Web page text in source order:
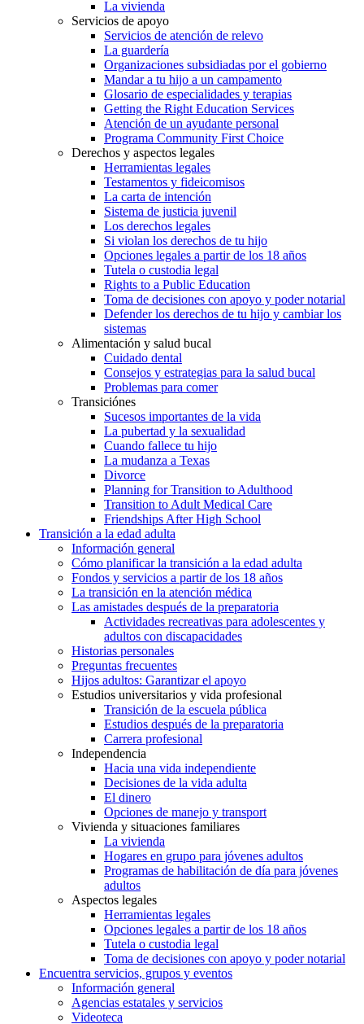
La vivienda
Servicios de apoyo
Servicios de atención de relevo
La guardería
Organizaciones subsidiadas por el gobierno
Mandar a tu hijo a un campamento
Glosario de especialidades y terapias
Getting the Right Education Services
Atención de un ayudante personal
Programa Community First Choice
Derechos y aspectos legales
Herramientas legales
Testamentos y fideicomisos
La carta de intención
Sistema de justicia juvenil
Los derechos legales
Si violan los derechos de tu hijo
Opciones legales a partir de los 18 años
Tutela o custodia legal
Rights to a Public Education
Toma de decisiones con apoyo y poder notarial
Defender los derechos de tu hijo y cambiar los
sistemas
Alimentación y salud bucal
Cuidado dental
Consejos y estrategias para la salud bucal
Problemas para comer
Transiciónes
Sucesos importantes de la vida
La pubertad y la sexualidad
Cuando fallece tu hijo
La mudanza a Texas
Divorce
Planning for Transition to Adulthood
Transition to Adult Medical Care
Friendships After High School
Transición a la edad adulta
Información general
Cómo planificar la transición a la edad adulta
Fondos y servicios a partir de los 18 años
La transición en la atención médica
Las amistades después de la preparatoria
Actividades recreativas para adolescentes y
adultos con discapacidades
Historias personales
Preguntas frecuentes
Hijos adultos: Garantizar el apoyo
Estudios universitarios y vida profesional
Transición de la escuela pública
Estudios después de la preparatoria
Carrera profesional
Independencia
Hacia una vida independiente
Decisiones de la vida adulta
El dinero
Opciones de manejo y transport
Vivienda y situaciones familiares
La vivienda
Hogares en grupo para jóvenes adultos
Programas de habilitación de día para jóvenes
adultos
Aspectos legales
Herramientas legales
Opciones legales a partir de los 18 años
Tutela o custodia legal
Toma de decisiones con apoyo y poder notarial
Encuentra servicios, grupos y eventos
Información general
Agencias estatales y servicios
Videoteca